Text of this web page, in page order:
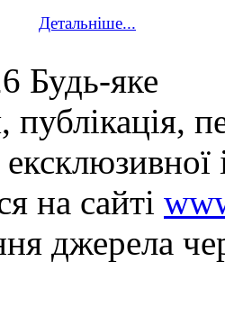
Детальніше...
Будь-яке
публiкацiя,
на сайті
джерела